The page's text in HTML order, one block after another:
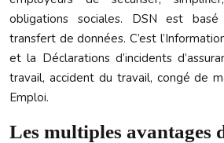
obligations sociales. DSN est
transfert de données. C’est
et la Déclarations d’incidents
travail, accident du travail, congé de
Emploi.
Les multiples avantages